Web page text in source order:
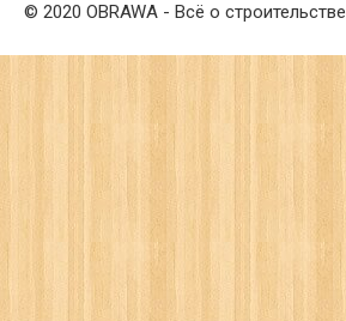
© 2020 OBRAWA - Всё о строительстве